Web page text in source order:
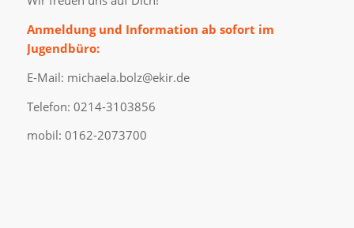
Anmeldung und Information ab sofort im
Jugendbüro:
E-Mail: michaela.bolz@ekir.de
Telefon: 0214-3103856
mobil: 0162-2073700